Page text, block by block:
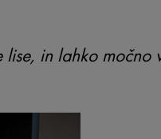
lise, in lahko močno